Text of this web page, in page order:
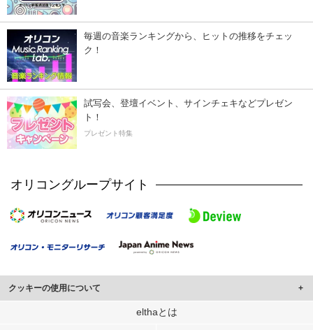
毎週の音楽ランキングから、ヒットの推移をチェッ
ク！
試写会、登壇イベント、サインチェキなどプレゼン
ト！
プレゼント特集
オリコングループサイト
クッキーの使用について
このサイトでは Cookie を使用して、ユーザーに合わせたコンテンツや広告の
elthaとは